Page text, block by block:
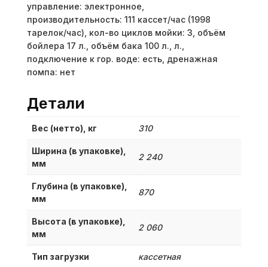
управление: электронное,
производительность: 111 кассет/час (1998
тарелок/час), кол-во циклов мойки: 3, объём
бойлера 17 л., объём бака 100 л., л.,
подключение к гор. воде: есть, дренажная
помпа: нет
Детали
Вес (нетто), кг 310
Ширина (в упаковке),
мм
2 240
Глубина (в упаковке),
мм
870
Высота (в упаковке),
мм
2 060
Тип загрузки кассетная